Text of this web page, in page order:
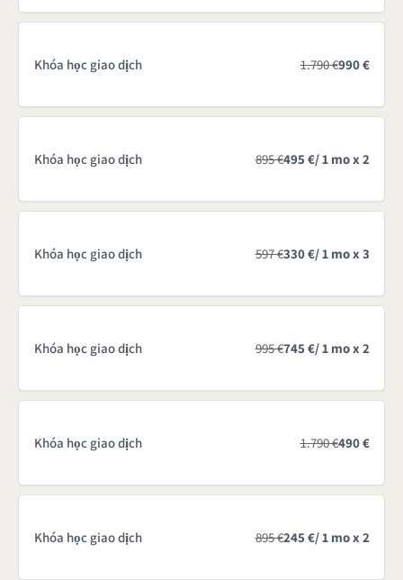
Khóa học giao dịch 1.790 €990 €
Khóa học giao dịch 895 €495 €/ 1 mo x 2
Khóa học giao dịch 597 €330 €/ 1 mo x 3
Khóa học giao dịch 995 €745 €/ 1 mo x 2
Khóa học giao dịch 1.790 €490 €
Khóa học giao dịch 895 €245 €/ 1 mo x 2